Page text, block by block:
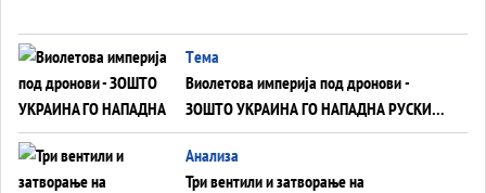
Tема
Виолетова империја под дронови -
ЗОШТО УКРАИНА ГО НАПАДНА РУСКИОТ
WILDBERRIES
Aнализа
Три вентили и затворање на